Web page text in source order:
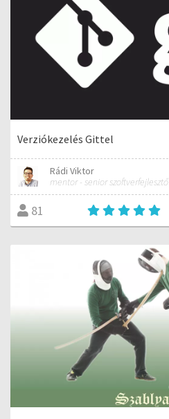
Verziókezelés Gittel
Rádi Viktor
mentor - senior szoftverfejlesztő
81